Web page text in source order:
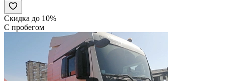
Скидка до 10%
С пробегом